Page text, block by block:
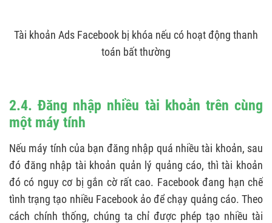
Tài khoản Ads Facebook bị khóa nếu có hoạt động thanh
toán bất thường
2.4. Đăng nhập nhiều tài khoản trên cùng
một máy tính
Nếu máy tính của bạn đăng nhập quá nhiều tài khoản, sau
đó đăng nhập tài khoản quản lý quảng cáo, thì tài khoản
đó có nguy cơ bị gắn cờ rất cao. Facebook đang hạn chế
tình trạng tạo nhiều Facebook ảo để chạy quảng cáo. Theo
cách chính thống, chúng ta chỉ được phép tạo nhiều tài